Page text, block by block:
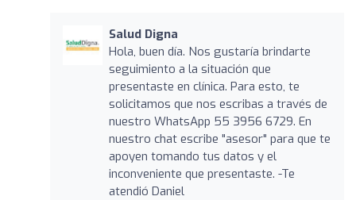
Salud Digna
Hola, buen día. Nos gustaría brindarte
seguimiento a la situación que
presentaste en clínica. Para esto, te
solicitamos que nos escribas a través de
nuestro WhatsApp 55 3956 6729. En
nuestro chat escribe "asesor" para que te
apoyen tomando tus datos y el
inconveniente que presentaste. -Te
atendió Daniel